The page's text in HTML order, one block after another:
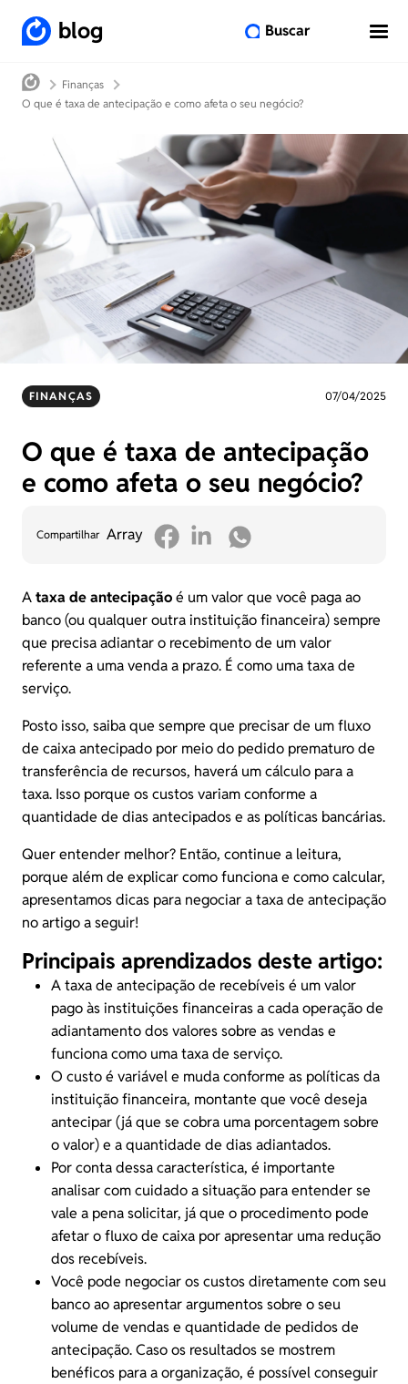
blog Buscar
Finanças
O que é taxa de antecipação e como afeta o seu negócio?
FINANÇAS 07/04/2025
O que é taxa de antecipação
e como afeta o seu negócio?
Compartilhar Array
Ataxa de antecipaçãoé um valor que você paga ao
banco (ou qualquer outra instituição financeira) sempre
que precisa adiantar o recebimento de um valor
referente a uma venda a prazo. É como uma taxa de
serviço.
Posto isso, saiba que sempre que precisar de um fluxo
de caixa antecipado por meio do pedido prematuro de
transferência de recursos, haverá um cálculo para a
taxa. Isso porque os custos variam conforme a
quantidade de dias antecipados e as políticas bancárias.
Quer entender melhor? Então, continue a leitura,
porque além de explicar como funciona e como calcular,
apresentamos dicas para negociar a taxa de antecipação
no artigo a seguir!
Principais aprendizados deste artigo:
A taxa de antecipação de recebíveisé um valor
pago às instituições financeiras a cada operação de
adiantamento dos valores sobre as vendas e
funciona como uma taxa de serviço.
O custoé variável e muda conforme as políticas da
instituição financeira, montante que você deseja
antecipar (já que se cobra uma porcentagem sobre
o valor) e a quantidade de dias adiantados.
Por conta dessa característica, é importante
analisar com cuidado a situação para entender se
vale a pena solicitar, já que o procedimento pode
afetar ofluxo de caixa por apresentar uma redução
dos recebíveis.
Você pode negociar os custos diretamente com seu
banco ao apresentar argumentos sobre o seu
volume de vendase quantidade de pedidos de
antecipação. Caso os resultados se mostrem
benéficos para a organização, é possível conseguir